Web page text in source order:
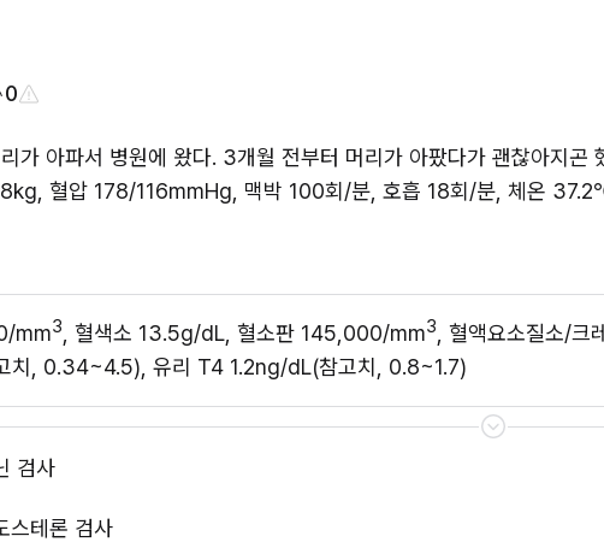
0
가 아파서 병원에 왔다. 3개월 전부터 머리가 아팠다가 괜찮아지곤
혈압 178/116mmHg, 맥박 100회/분, 호흡 18회/분, 체온
mm3 , 혈색소 13.5g/dL, 혈소판 145,000/mm3
, 혈액요소질소/
치, 0.34~4.5), 유리 T4 1.2ng/dL(참고치, 0.8~1.7)
검사
스테론 검사